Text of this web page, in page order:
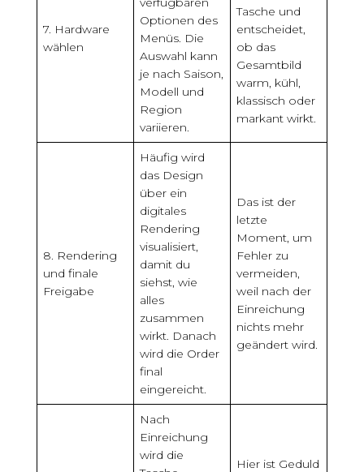
7. Hardware
wählen
Optionen des
Menüs. Die
Auswahl kann
je nach Saison,
Modell und
Region
variieren.
Tasche und
entscheidet,
ob das
Gesamtbild
warm, kühl,
klassisch oder
markant wirkt.
8. Rendering
und finale
Freigabe
Häufig wird
das Design
über ein
digitales
Rendering
visualisiert,
damit du
siehst, wie
alles
zusammen
wirkt. Danach
wird die Order
final
eingereicht.
Das ist der
letzte
Moment, um
Fehler zu
vermeiden,
weil nach der
Einreichung
nichts mehr
geändert wird.
Nach
Einreichung
wird die
Hier ist Geduld